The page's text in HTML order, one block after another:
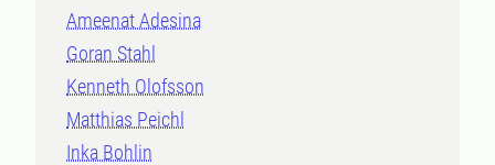
Ameenat Adesina
Goran Stahl
Kenneth Olofsson
Matthias Peichl
Inka Bohlin